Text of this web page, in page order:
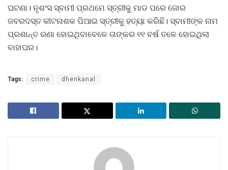
ଘଟଣା। ନୃଶଂସ ସ୍ବାମୀ ପ୍ରଥମେ ସ୍ତ୍ରୀକୁ ମାଡ ପରେ ଜୋର
ଜବରଦସ୍ତ କୀଟନାଶକ ପିଆଇ ସ୍ତ୍ରୀକୁ ହତ୍ୟା କରିଛି। ସ୍ବାମୀଙ୍କ ନାମ
ପ୍ରଶାନ୍ତ ରଣା ହୋଇଥିବାବେଳେ ତାଙ୍କର ୧୧ ବର୍ଷ ତଳେ ହୋଇଥିଲା
ବାହାଘର।
Tags: crime dhenkanal